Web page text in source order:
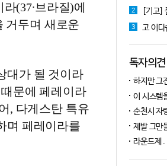
(37∙브라질)에
거두며 새로운
대가 될 것이라
문에 페레이라
, 다게스탄 특유
며 페레이라를
2 [기고]
3 고 이다솜
독자의견
하지만 그
심판 교육
할수가 없
작을 통일
다.
이 시스템
겠네요.심
했는데, 번
눈이 전부
순천시 자
^^♡
제발 그만
이 문제인
이 노력해
라운드제